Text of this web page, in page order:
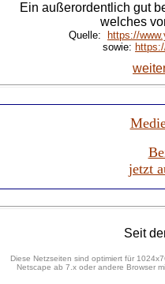
Ein außerordentlich gut
welches
Quelle: https://
sowie:
jetzt
Seit
Diese Netzseiten sind optimiert für
Netscape ab 7.x oder andere Browser